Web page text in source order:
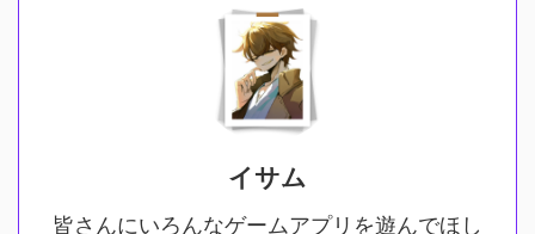
イサム
皆さんにいろんなゲームアプリを遊んでほし